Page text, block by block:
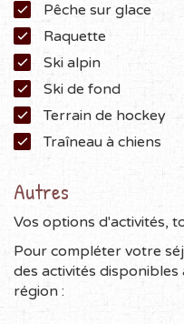
Pêche sur glace
Raquette
Ski alpin
Ski de fond
Terrain de hockey
Traîneau à chiens
Autres
Vos options d'activités,
Pour compléter votre
des activités
région :